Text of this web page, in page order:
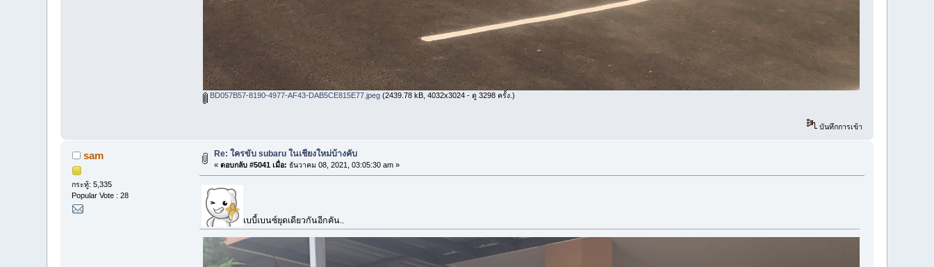
BD057B57-8190-4977-AF43-DAB5CE815E77.jpeg (2439.78 kB, 4032x3024 - ดู 3298 ครั้ง.)
บันทึกการเข้า
sam
กระทู้: 5,335
Popular Vote : 28
Re: ใครขับ subaru ในเชียงใหม่บ้างคับ
«ตอบกลับ #5041 เมื่อ: ธันวาคม 08, 2021, 03:05:30 am »
เบบี้เบนซ์ยุดเดียวกันอีกคัน..